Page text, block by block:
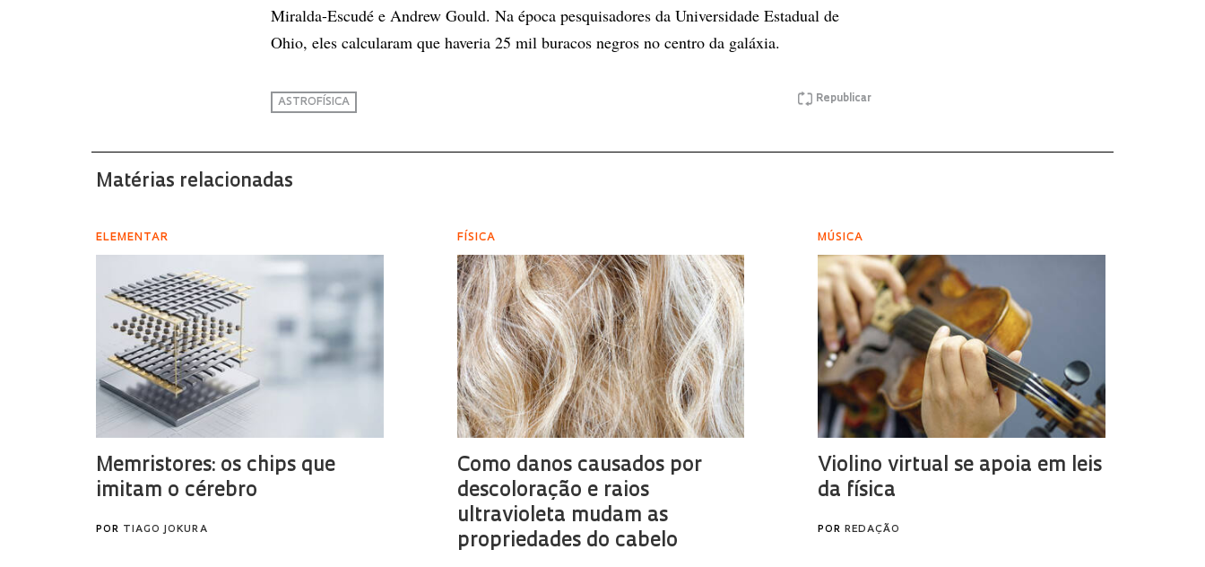
Miralda-Escudé e Andrew Gould. Na época pesquisadores da Universidade Estadual de
Ohio, eles calcularam que haveria 25 mil buracos negros no centro da galáxia.
Republicar
ASTROFÍSICA